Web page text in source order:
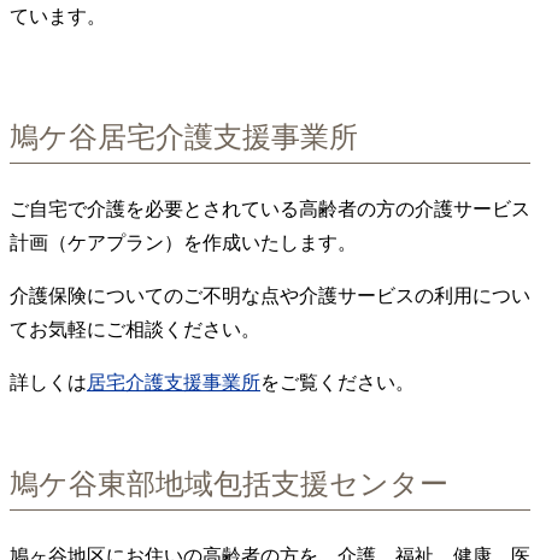
ています。
鳩ケ谷居宅介護支援事業所
ご自宅で介護を必要とされている高齢者の方の介護サービス
計画（ケアプラン）を作成いたします。
介護保険についてのご不明な点や介護サービスの利用につい
てお気軽にご相談ください。
詳しくは居宅介護支援事業所をご覧ください。
鳩ケ谷東部地域包括支援センター
鳩ヶ谷地区にお住いの高齢者の方を、介護、福祉、健康、医